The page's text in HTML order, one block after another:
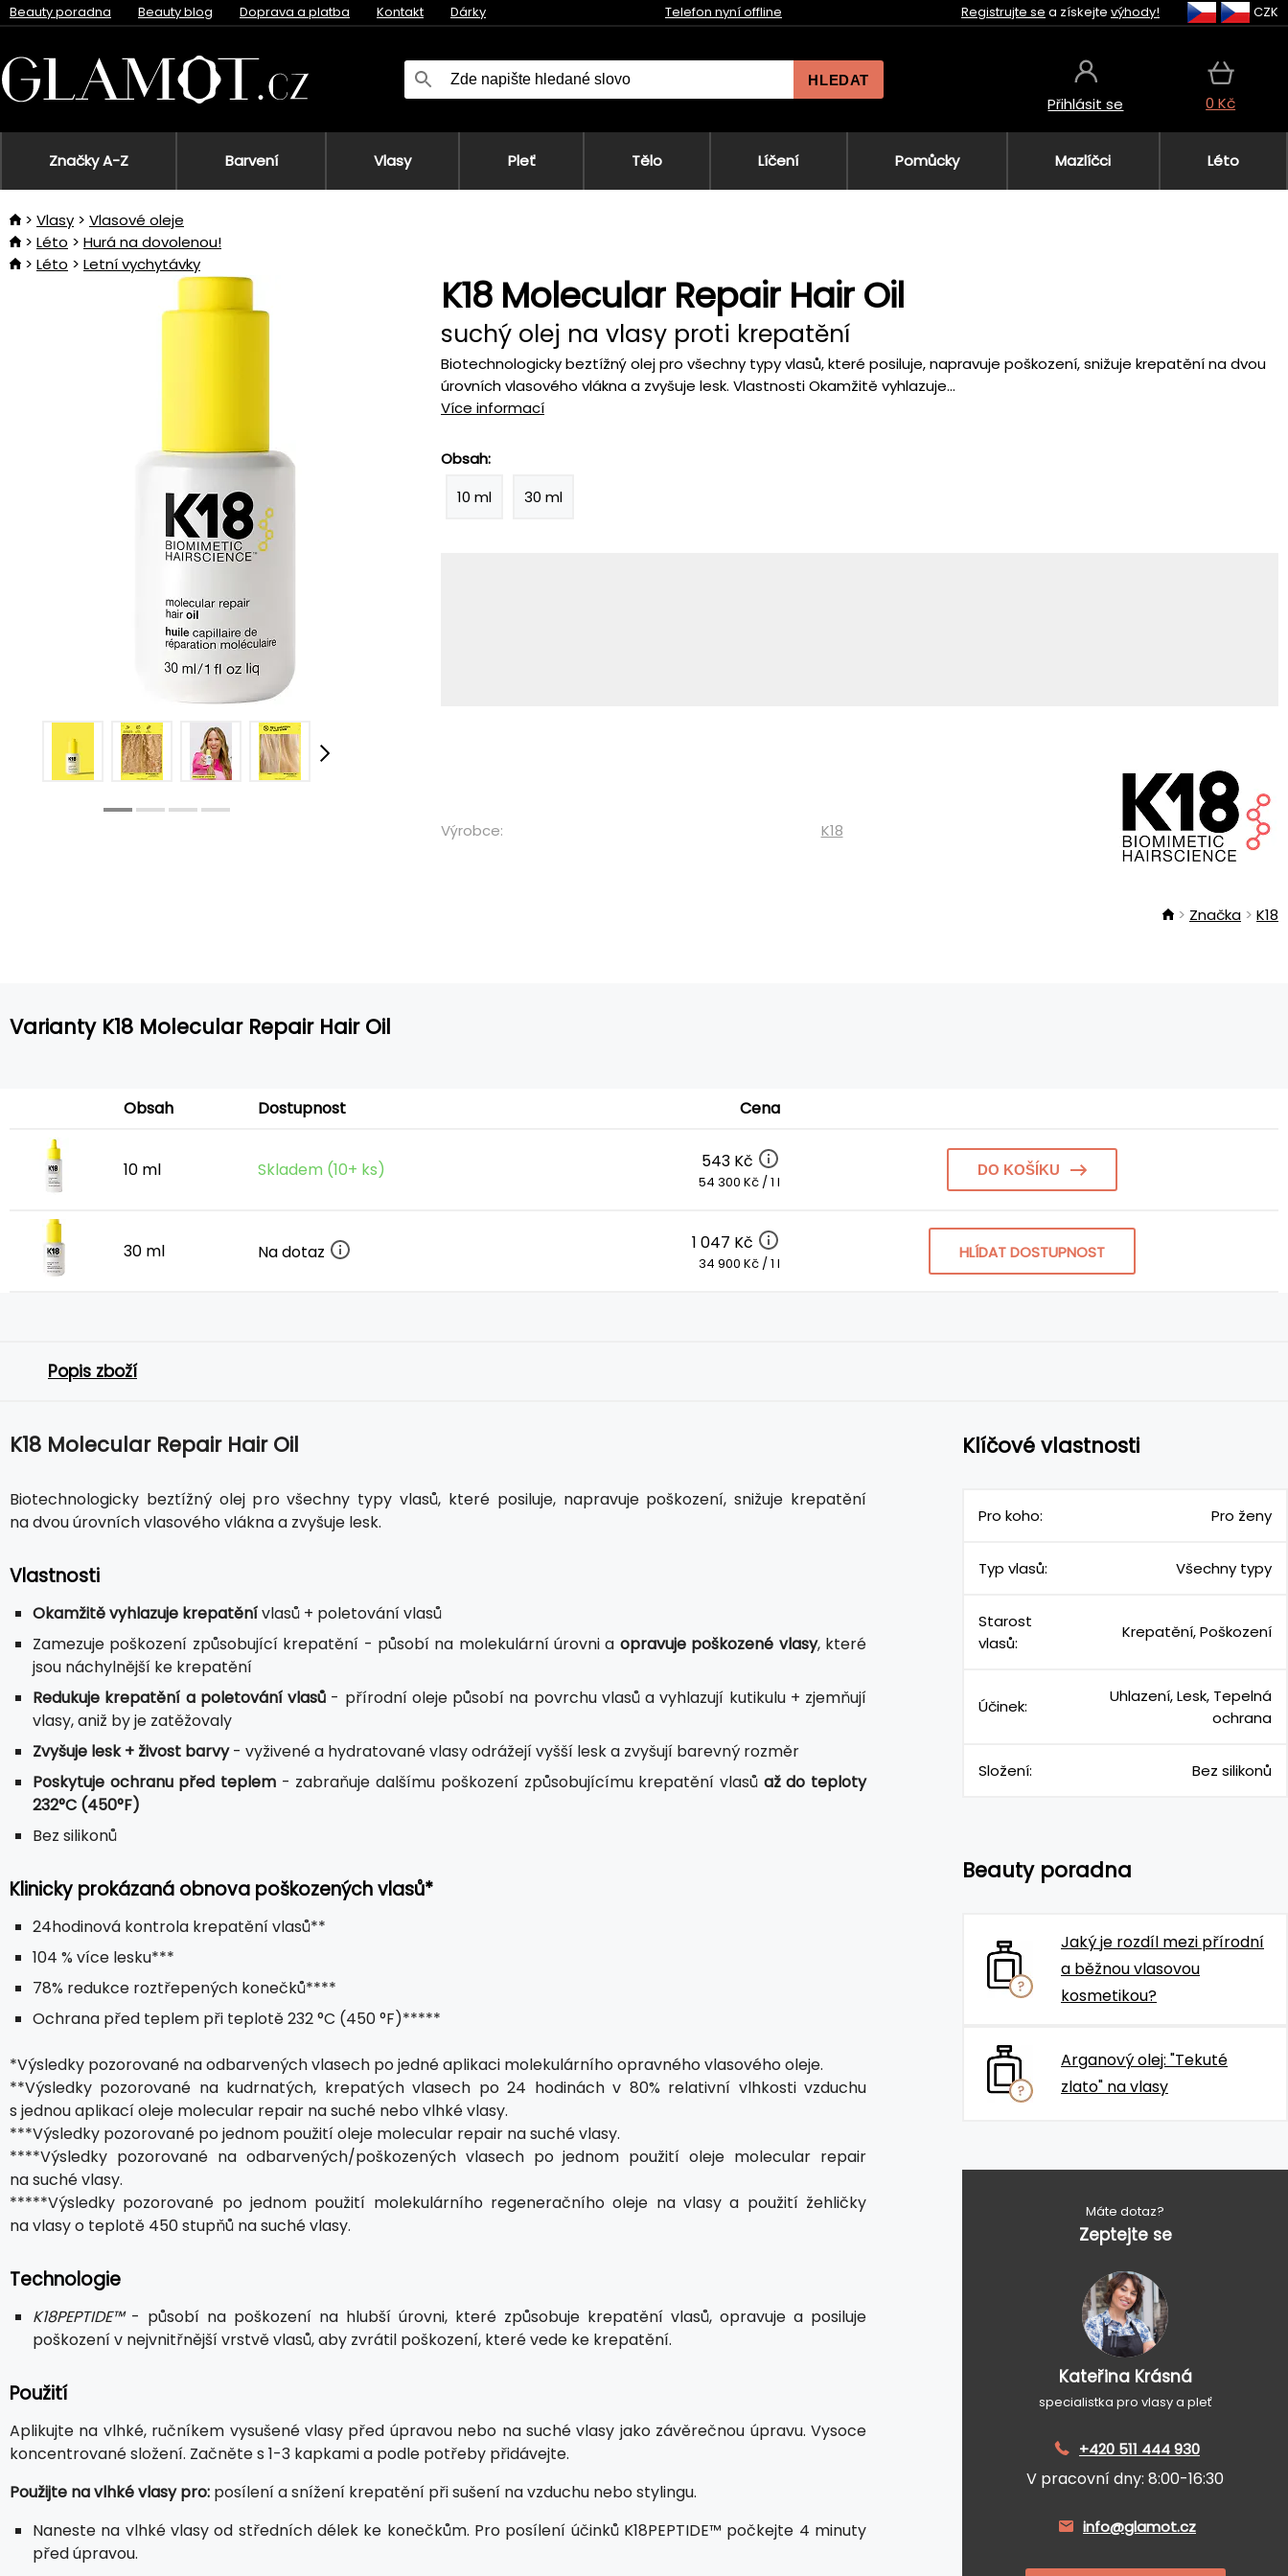
Beauty poradna Beauty blog Doprava a platba Kontakt Dárky Telefon nyní offline Registrujte se a získejte výhody! CZK
HLEDAT
Přihlásit se 0 Kč
Značky A-Z Barvení Vlasy Pleť Tělo Líčení Pomůcky Mazlíčci Léto
Vlasy
Vlasové oleje
Léto
Hurá na dovolenou!
Léto
Letní vychytávky
K18 Molecular Repair Hair Oil
suchý olej na vlasy proti krepatění
Biotechnologicky beztížný olej pro všechny typy vlasů, které posiluje, napravuje poškození, snižuje krepatění na dvou
úrovních vlasového vlákna a zvyšuje lesk. Vlastnosti Okamžitě vyhlazuje...
Více informací
Obsah:
10 ml
30 ml
Výrobce: K18
Značka K18
Varianty K18 Molecular Repair Hair Oil
Obsah Dostupnost Cena
10 ml Skladem (10+ ks) 543 Kč
54 300 Kč / 1 l
DO KOŠÍKU
30 ml Na dotaz 1 047 Kč
34 900 Kč / 1 l
HLÍDAT DOSTUPNOST
Popis zboží
K18 Molecular Repair Hair Oil
Biotechnologicky beztížný olej pro všechny typy vlasů, které posiluje, napravuje poškození, snižuje krepatění
na dvou úrovních vlasového vlákna a zvyšuje lesk.
Vlastnosti
Okamžitě vyhlazuje krepatěnívlasů + poletování vlasů
Zamezuje poškození způsobující krepatění - působí na molekulární úrovni a opravuje poškozené vlasy, které
jsou náchylnější ke krepatění
Redukuje krepatění a poletování vlasů - přírodní oleje působí na povrchu vlasů a vyhlazují kutikulu + zjemňují
vlasy, aniž by je zatěžovaly
Zvyšuje lesk + živost barvy- vyživené a hydratované vlasy odrážejí vyšší lesk a zvyšují barevný rozměr
Poskytuje ochranu před teplem - zabraňuje dalšímu poškození způsobujícímu krepatění vlasů až do teploty
232°C (450°F)
Bez silikonů
Klinicky prokázaná obnova poškozených vlasů*
24hodinová kontrola krepatění vlasů**
104 % více lesku***
78% redukce roztřepených konečků****
Ochrana před teplem při teplotě 232 °C (450 °F)*****
*Výsledky pozorované na odbarvených vlasech po jedné aplikaci molekulárního opravného vlasového oleje.
**Výsledky pozorované na kudrnatých, krepatých vlasech po 24 hodinách v 80% relativní vlhkosti vzduchu
s jednou aplikací oleje molecular repair na suché nebo vlhké vlasy.
***Výsledky pozorované po jednom použití oleje molecular repair na suché vlasy.
****Výsledky pozorované na odbarvených/poškozených vlasech po jednom použití oleje molecular repair
na suché vlasy.
*****Výsledky pozorované po jednom použití molekulárního regeneračního oleje na vlasy a použití žehličky
na vlasy o teplotě 450 stupňů na suché vlasy.
Technologie
K18PEPTIDE™- působí na poškození na hlubší úrovni, které způsobuje krepatění vlasů, opravuje a posiluje
poškození v nejvnitřnější vrstvě vlasů, aby zvrátil poškození, které vede ke krepatění.
Použití
Aplikujte na vlhké, ručníkem vysušené vlasy před úpravou nebo na suché vlasy jako závěrečnou úpravu. Vysoce
koncentrované složení. Začněte s 1-3 kapkami a podle potřeby přidávejte.
Použijte na vlhké vlasy pro: posílení a snížení krepatění při sušení na vzduchu nebo stylingu.
Naneste na vlhké vlasy od středních délek ke konečkům. Pro posílení účinků K18PEPTIDE™ počkejte 4 minuty
před úpravou.
Klíčové vlastnosti
Pro koho: Pro ženy
Typ vlasů: Všechny typy
Starost
vlasů:
Krepatění, Poškození
Účinek:
Uhlazení, Lesk, Tepelná
ochrana
Složení: Bez silikonů
Beauty poradna
Jaký je rozdíl mezi přírodní
a běžnou vlasovou
kosmetikou?
Arganový olej: "Tekuté
zlato" na vlasy
Máte dotaz?
Zeptejte se
Kateřina Krásná
specialistka pro vlasy a pleť
+420 511 444 930
V pracovní dny: 8:00-16:30
info@glamot.cz